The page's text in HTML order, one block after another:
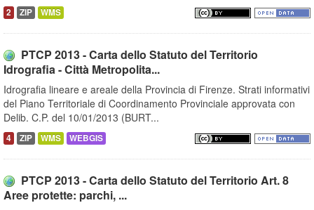
2 ZIP WMS
PTCP 2013 - Carta dello Statuto del Territorio
Idrografia - Città Metropolita...
Idrografia lineare e areale della Provincia di Firenze. Strati informativi
del Piano Territoriale di Coordinamento Provinciale approvata con
Delib. C.P. del 10/01/2013 (BURT...
4 ZIP WMS WEBGIS
PTCP 2013 - Carta dello Statuto del Territorio Art. 8
Aree protette: parchi, ...